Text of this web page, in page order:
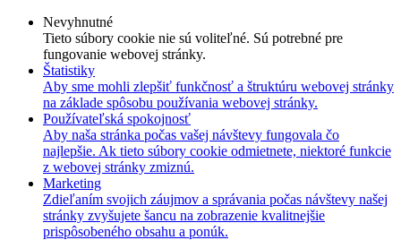
Nevyhnutné
Tieto súbory cookie nie sú voliteľné. Sú potrebné pre
fungovanie webovej stránky.
Štatistiky
Aby sme mohli zlepšiť funkčnosť a štruktúru webovej stránky
na základe spôsobu používania webovej stránky.
Používateľská spokojnosť
Aby naša stránka počas vašej návštevy fungovala čo
najlepšie. Ak tieto súbory cookie odmietnete, niektoré funkcie
z webovej stránky zmiznú.
Marketing
Zdieľaním svojich záujmov a správania počas návštevy našej
stránky zvyšujete šancu na zobrazenie kvalitnejšie
prispôsobeného obsahu a ponúk.